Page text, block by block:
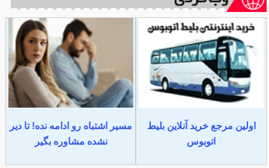
اولین مرجع خرید آنلاین بلیط
اتوبوس
مسیر اشتباه رو ادامه نده! تا دیر
نشده مشاوره بگیر